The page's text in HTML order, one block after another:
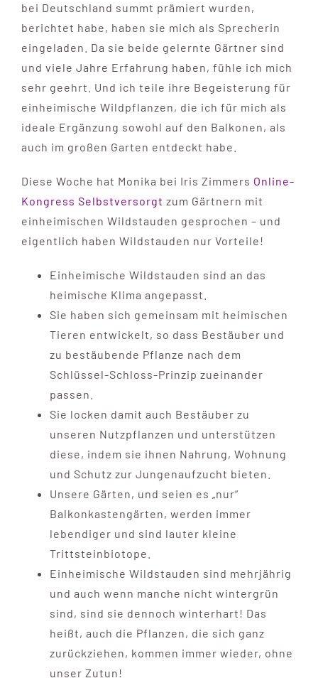
bei Deutschland summt prämiert wurden,
berichtet habe, haben sie mich als Sprecherin
eingeladen. Da sie beide gelernte Gärtner sind
und viele Jahre Erfahrung haben, fühle ich mich
sehr geehrt. Und ich teile ihre Begeisterung für
einheimische Wildpflanzen, die ich für mich als
ideale Ergänzung sowohl auf den Balkonen, als
auch im großen Garten entdeckt habe.
Diese Woche hat Monika bei Iris Zimmers Online-
Kongress Selbstversorgt zum Gärtnern mit
einheimischen Wildstauden gesprochen – und
eigentlich haben Wildstauden nur Vorteile!
Einheimische Wildstauden sind an das
heimische Klima angepasst.
Sie haben sich gemeinsam mit heimischen
Tieren entwickelt, so dass Bestäuber und
zu bestäubende Pflanze nach dem
Schlüssel-Schloss-Prinzip zueinander
passen.
Sie locken damit auch Bestäuber zu
unseren Nutzpflanzen und unterstützen
diese, indem sie ihnen Nahrung, Wohnung
und Schutz zur Jungenaufzucht bieten.
Unsere Gärten, und seien es „nur“
Balkonkastengärten, werden immer
lebendiger und sind lauter kleine
Trittsteinbiotope.
Einheimische Wildstauden sind mehrjährig
und auch wenn manche nicht wintergrün
sind, sind sie dennoch winterhart! Das
heißt, auch die Pflanzen, die sich ganz
zurückziehen, kommen immer wieder, ohne
unser Zutun!